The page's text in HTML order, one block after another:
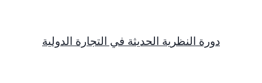
دورة النظرية الحديثة في التجارة الدولية